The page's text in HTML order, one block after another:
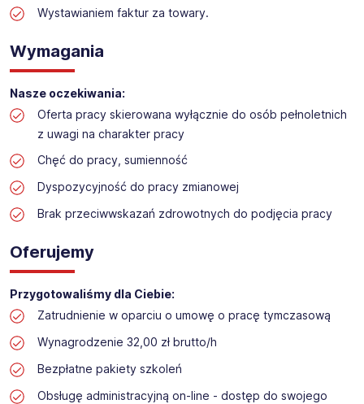
budowlanym
Wystawianiem faktur za towary.
Wymagania
Nasze oczekiwania:
Oferta pracy skierowana wyłącznie do osób pełnoletnich
z uwagi na charakter pracy
Chęć do pracy, sumienność
Dyspozycyjność do pracy zmianowej
Brak przeciwwskazań zdrowotnych do podjęcia pracy
Oferujemy
Przygotowaliśmy dla Ciebie:
Zatrudnienie w oparciu o umowę o pracę tymczasową
Wynagrodzenie 32,00 zł brutto/h
Bezpłatne pakiety szkoleń
Obsługę administracyjną on-line - dostęp do swojego